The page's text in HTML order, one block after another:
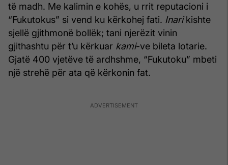
të madh. Me kalimin e kohës, u rrit reputacioni i
“Fukutokus” si vend ku kërkohej fati. Inarikishte
sjellë gjithmonë bollëk; tani njerëzit vinin
gjithashtu për t’u kërkuar kami-ve bileta lotarie.
Gjatë 400 vjetëve të ardhshme, “Fukutoku” mbeti
një strehë për ata që kërkonin fat.